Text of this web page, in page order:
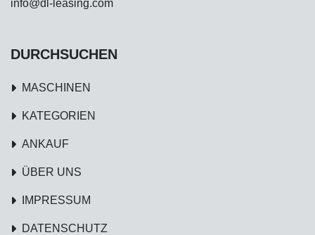
info@dl-leasing.com
DURCHSUCHEN
MASCHINEN
KATEGORIEN
ANKAUF
ÜBER UNS
IMPRESSUM
DATENSCHUTZ